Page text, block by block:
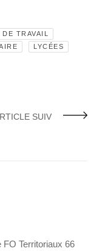
TRAVAIL
LYCÉES
SUIV
Territoriaux 66